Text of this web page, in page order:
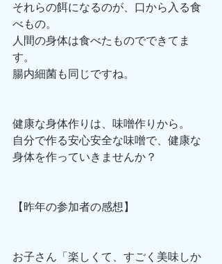
それらの餌になるのが、口から入る食
べもの。
人間の身体は食べたものでできてま
す。
腸内細菌も同じですね。
健康な身体作りは、味噌作りから。
自分で作る安心安全な味噌で、健康な
身体を作っていきませんか？
【昨年の参加者の感想】
お子さん「楽しくて、すごく美味しか